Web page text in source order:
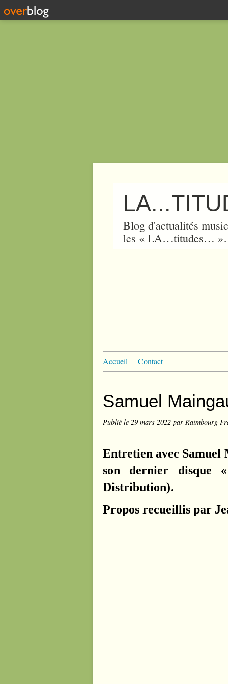
Blog d'actualités
les « LA…titudes…
Accueil Contact
Samuel
Publié le 29 mars 2022 par Raimbourg
Entretien avec Samuel
son dernier disque
Distribution).
Propos recueillis par